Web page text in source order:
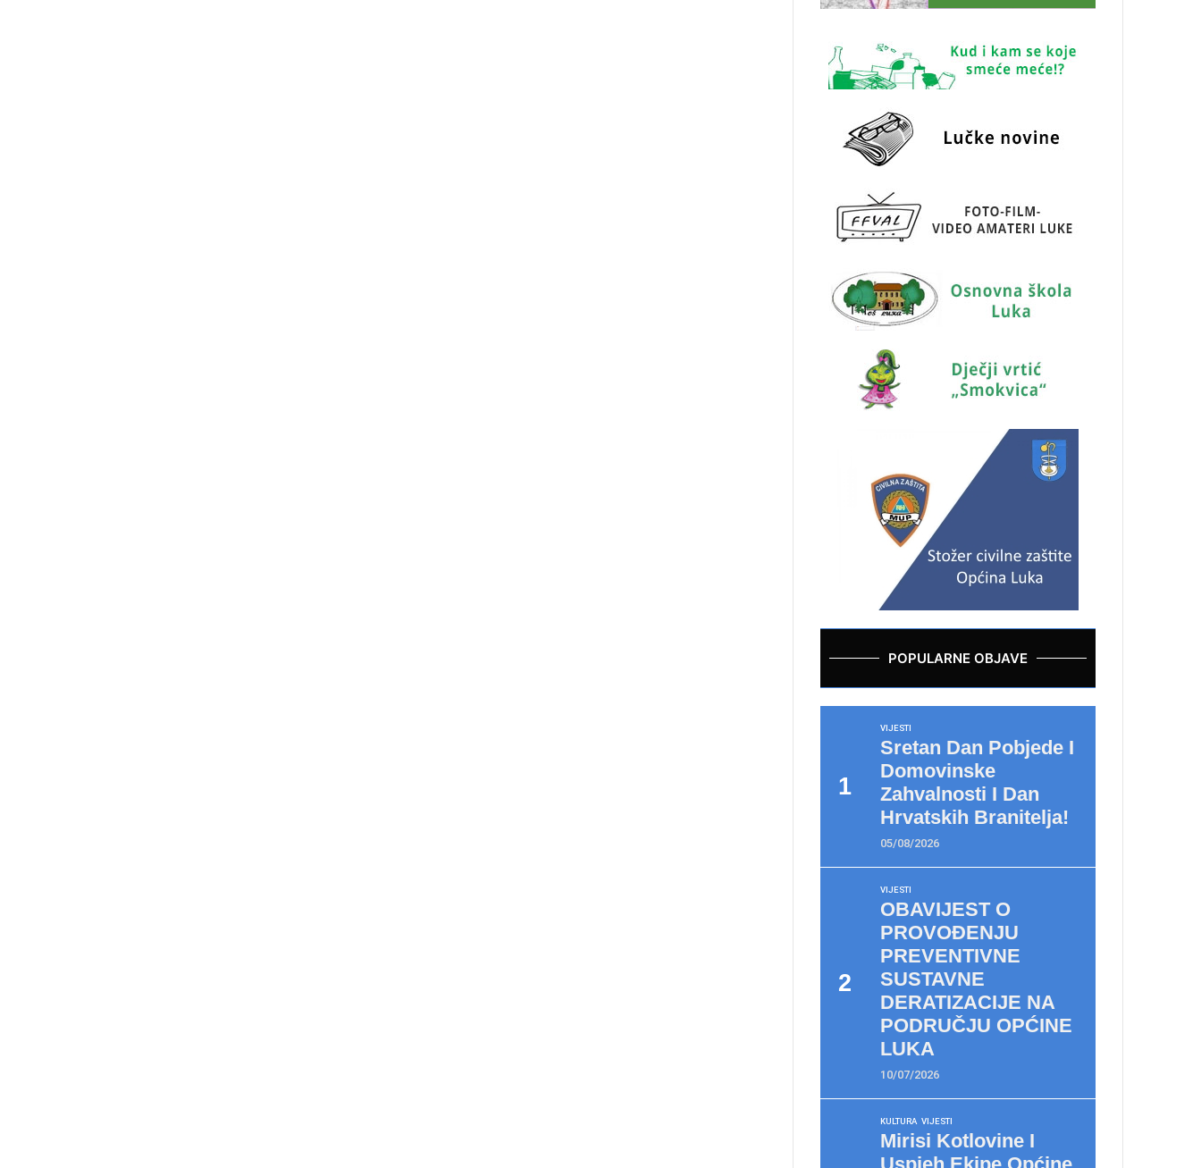
POPULARNE OBJAVE
VIJESTI
Sretan Dan Pobjede I
Domovinske
Zahvalnosti I Dan
Hrvatskih Branitelja!
05/08/2026
VIJESTI
OBAVIJEST O
PROVOĐENJU
PREVENTIVNE
SUSTAVNE
DERATIZACIJE NA
PODRUČJU OPĆINE
LUKA
10/07/2026
KULTURA VIJESTI
Mirisi Kotlovine I
Uspjeh Ekipe Općine